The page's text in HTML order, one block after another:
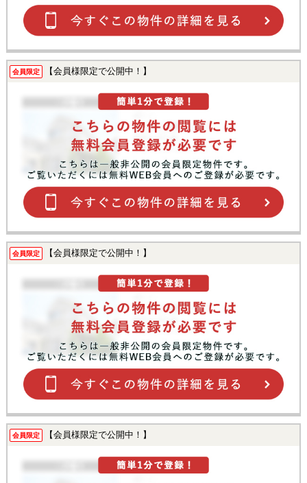
会員限定 【会員様限定で公開中！】
会員限定 【会員様限定で公開中！】
会員限定 【会員様限定で公開中！】